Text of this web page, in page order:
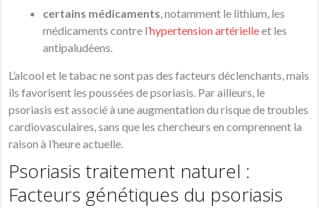
certains médicaments , notamment le lithium, les
médicaments contre l’hypertension artérielleet les
antipaludéens.
L’alcool et le tabac ne sont pas des facteurs déclenchants, mais
ils favorisent les poussées de psoriasis. Par ailleurs, le
psoriasis est associé à une augmentation du risque de troubles
cardiovasculaires, sans que les chercheurs en comprennent la
raison à l’heure actuelle.
Psoriasis traitement naturel :
Facteurs génétiques du psoriasis